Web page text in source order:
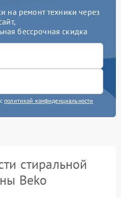
на ремонт техники через
бессрочная скидка
политикой конфиденциальности
стиральной
Beko